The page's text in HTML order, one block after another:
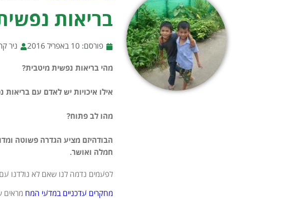
בריאות
פורסם: 10 באפריל 2016 ניר
מהי בריאות נפשית מיטבית?
אילו איכויות יש לאדם עם בריאות
מהו לב פתוח?
חמלה ואושר.
לפעמים נדמה לנו שאם לא נולדנו
מחקרים עדכניים במדעי המח מראים